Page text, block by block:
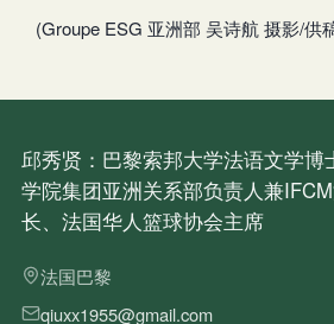
(Groupe ESG 亚洲部 吴诗航 摄影/供
邱秀贤：巴黎索邦大学法语文学博
学院集团亚洲关系部负责人兼
长、法国华人篮球协会主席
法国巴黎
qiuxx1955@gmail.com